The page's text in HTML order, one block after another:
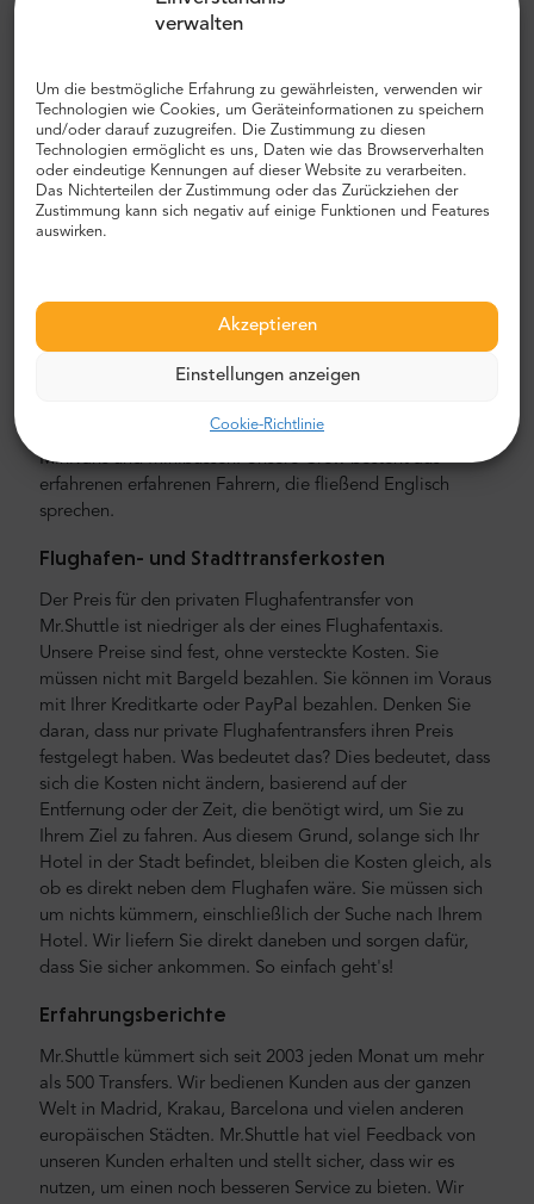
verwalten
Um die bestmögliche Erfahrung zu gewährleisten, verwenden wir
Technologien wie Cookies, um Geräteinformationen zu speichern
und/oder darauf zuzugreifen. Die Zustimmung zu diesen
Technologien ermöglicht es uns, Daten wie das Browserverhalten
oder eindeutige Kennungen auf dieser Website zu verarbeiten.
Das Nichterteilen der Zustimmung oder das Zurückziehen der
Zustimmung kann sich negativ auf einige Funktionen und Features
auswirken.
Akzeptieren
Einstellungen anzeigen
Cookie-Richtlinie
Autofahrt vom Flughafen ins Stadtzentrum dauert etwa 60
einen privaten Flughafentransfer mit MrShuttle zu wählen.
Der schnellste, sicherste und zuverlässigste Weg, um Ihr
Hotel zu erreichen, ist der private Transport von Tür zu
Tür. Auf diese Weise sparen Sie viel Zeit, da Sie den
unangenehmen Prozess überspringen können, Ihre Route
herauszufinden, durch die Stadt zu navigieren und Ihren
Weg zu finden.
Auf der Suche nach einem zuverlässigen und
erschwinglichen Flughafentransfer? Reservieren Sie eines
bei Mr.Shuttle, einer Auswahl von Trip-Advisor-Nutzern für
modernen, komfortablen klimatisierten Mercedes-Benz
Minivans und Minibussen. Unsere Crew besteht aus
erfahrenen erfahrenen Fahrern, die fließend Englisch
sprechen.
Flughafen- und Stadttransferkosten
Der Preis für den privaten Flughafentransfer von
Mr.Shuttle ist niedriger als der eines Flughafentaxis.
Unsere Preise sind fest, ohne versteckte Kosten. Sie
müssen nicht mit Bargeld bezahlen. Sie können im Voraus
mit Ihrer Kreditkarte oder PayPal bezahlen. Denken Sie
daran, dass nur private Flughafentransfers ihren Preis
festgelegt haben. Was bedeutet das? Dies bedeutet, dass
sich die Kosten nicht ändern, basierend auf der
Entfernung oder der Zeit, die benötigt wird, um Sie zu
Ihrem Ziel zu fahren. Aus diesem Grund, solange sich Ihr
Hotel in der Stadt befindet, bleiben die Kosten gleich, als
ob es direkt neben dem Flughafen wäre. Sie müssen sich
um nichts kümmern, einschließlich der Suche nach Ihrem
Hotel. Wir liefern Sie direkt daneben und sorgen dafür,
dass Sie sicher ankommen. So einfach geht's!
Erfahrungsberichte
Mr.Shuttle kümmert sich seit 2003 jeden Monat um mehr
als 500 Transfers. Wir bedienen Kunden aus der ganzen
Welt in Madrid, Krakau, Barcelona und vielen anderen
europäischen Städten. Mr.Shuttle hat viel Feedback von
unseren Kunden erhalten und stellt sicher, dass wir es
nutzen, um einen noch besseren Service zu bieten. Wir